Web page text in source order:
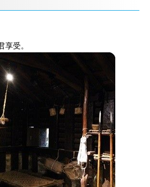
受。